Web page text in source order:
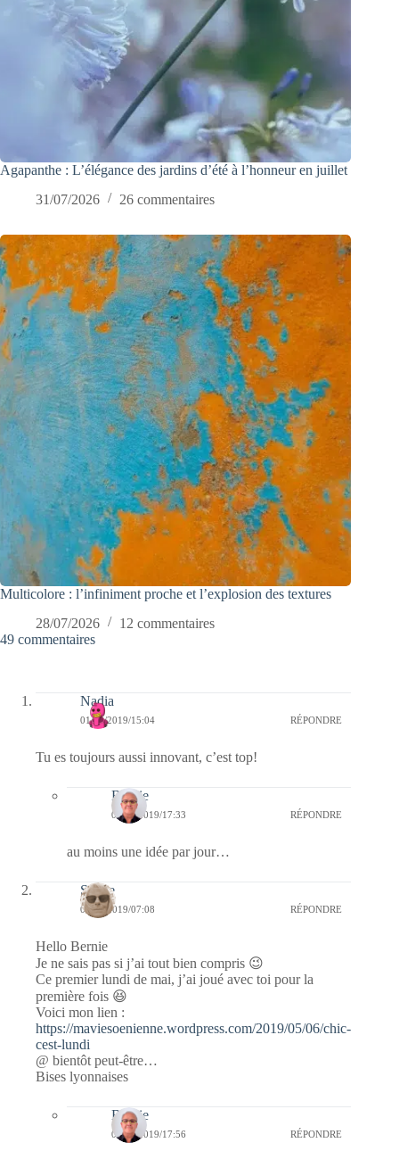
Agapanthe : L’élégance des jardins d’été à l’honneur en juillet
31/07/2026
26 commentaires
Multicolore : l’infiniment proche et l’explosion des textures
28/07/2026
12 commentaires
49 commentaires
Nadia
01/09/2019/15:04 RÉPONDRE
Tu es toujours aussi innovant, c’est top!
Bernie
01/09/2019/17:33 RÉPONDRE
au moins une idée par jour…
Soene
06/05/2019/07:08 RÉPONDRE
Hello Bernie
Je ne sais pas si j’ai tout bien compris 😉
Ce premier lundi de mai, j’ai joué avec toi pour la
première fois 😆
Voici mon lien :
https://maviesoenienne.wordpress.com/2019/05/06/chic-
cest-lundi
@ bientôt peut-être…
Bises lyonnaises
Bernie
06/05/2019/17:56 RÉPONDRE